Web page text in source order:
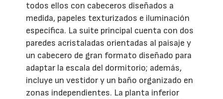
todos ellos con cabeceros diseñados a
medida, papeles texturizados e iluminación
específica. La suite principal cuenta con dos
paredes acristaladas orientadas al paisaje y
un cabecero de gran formato diseñado para
adaptar la escala del dormitorio; además,
incluye un vestidor y un baño organizado en
zonas independientes. La planta inferior